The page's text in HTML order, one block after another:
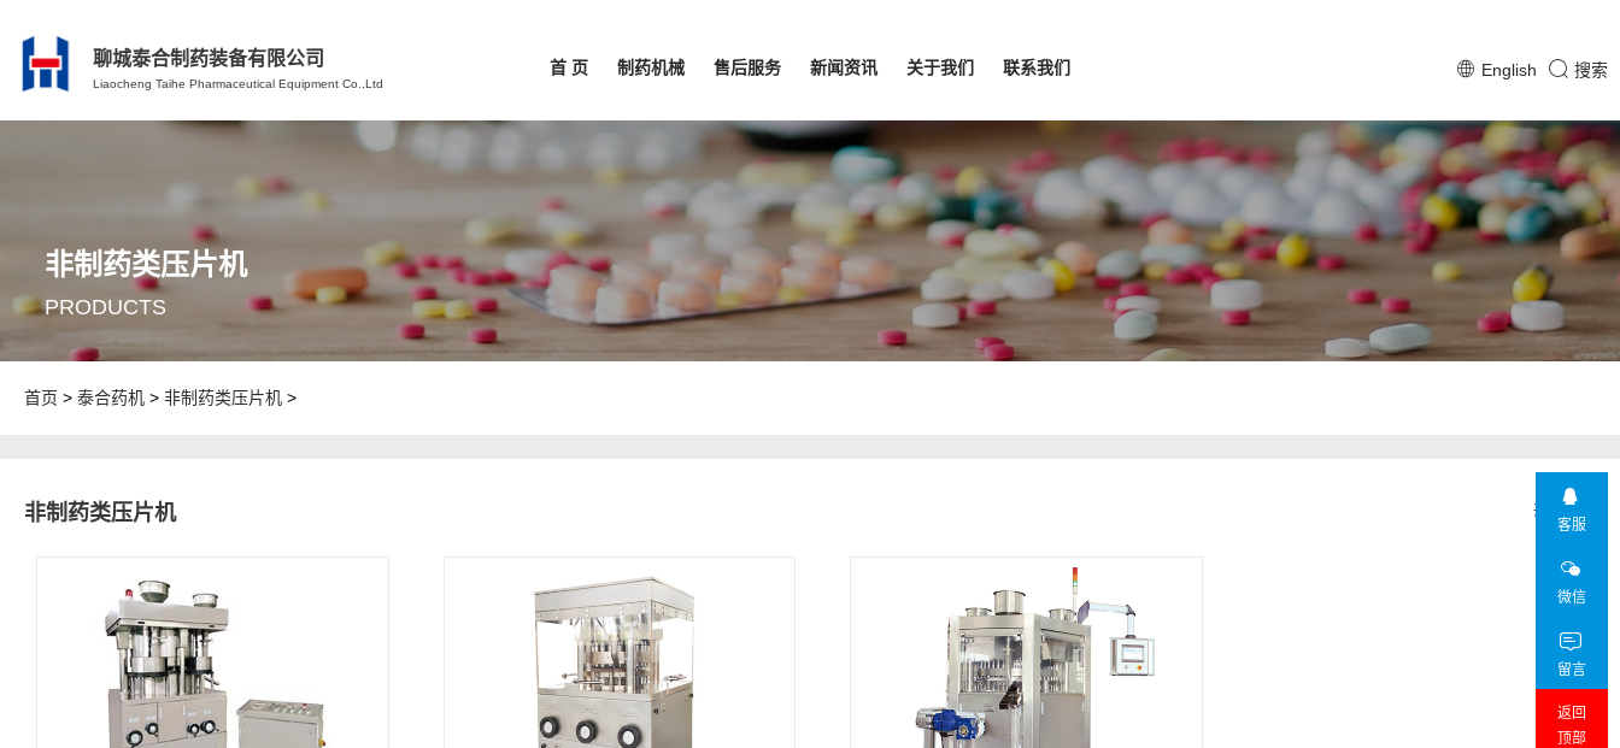
聊城泰合制药装备有限公司
Liaocheng Taihe Pharmaceutical Equipment Co.,Ltd
English 搜索
首 页 制药机械 售后服务 新闻资讯 关于我们 联系我们
非制药类压片机
PRODUCTS
首页 > 泰合药机 > 非制药类压片机 >
非制药类压片机 共 3 产品
客服
微信
留言
返回
顶部